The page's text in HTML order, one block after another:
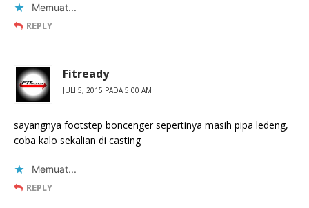
Memuat...
REPLY
Fitready
JULI 5, 2015 PADA 5:00 AM
sayangnya footstep boncenger sepertinya masih pipa ledeng,
coba kalo sekalian di casting
Memuat...
REPLY